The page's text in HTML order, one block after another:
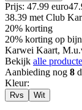
Prijs: 47.99 euro47.
38.39 met Club
20% korting
20% korting op
Karwei Kaart,
Bekijk alle
Aanbieding nog 8
Kleur:
Rvs Wit